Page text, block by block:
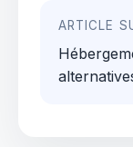
ARTICLE